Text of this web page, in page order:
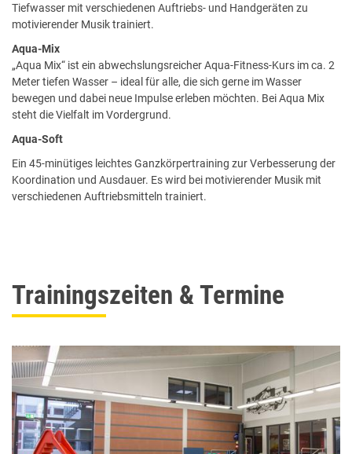
Tiefwasser mit verschiedenen Auftriebs- und Handgeräten zu
motivierender Musik trainiert.
Aqua-Mix
„Aqua Mix“ ist ein abwechslungsreicher Aqua-Fitness-Kurs im ca. 2
Meter tiefen Wasser – ideal für alle, die sich gerne im Wasser
bewegen und dabei neue Impulse erleben möchten. Bei Aqua Mix
steht die Vielfalt im Vordergrund.
Aqua-Soft
Ein 45-minütiges leichtes Ganzkörpertraining zur Verbesserung der
Koordination und Ausdauer. Es wird bei motivierender Musik mit
verschiedenen Auftriebsmitteln trainiert.
Trainingszeiten & Termine